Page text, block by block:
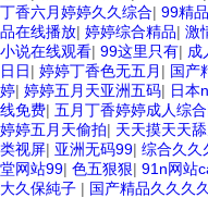
丁香六月婷婷久久综合| 99精
品在线播放| 婷婷综合精品| 激
小说在线观看| 99这里只有| 成
日日| 婷婷丁香色无五月 | 国产
婷| 婷婷五月天亚洲五码| 日本
线免费| 五月丁香婷婷成人综
婷婷五月天偷拍| 天天摸天天
类视屏| 亚洲无码99| 综合久久
堂网站99| 色五狠狠| 91n网站
大久保純子 | 国产精品久久久